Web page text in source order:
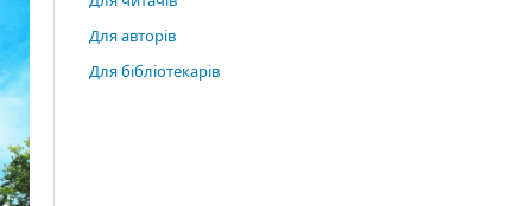
Для авторів
Для бібліотекарів